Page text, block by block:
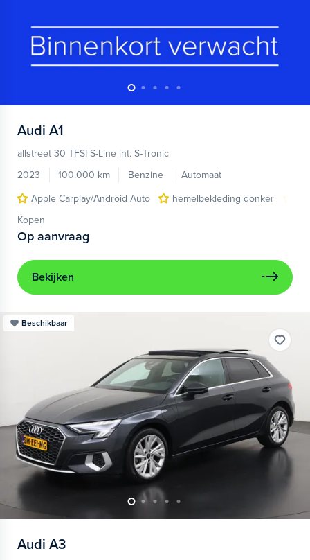
Audi A1
allstreet 30 TFSI S-Line int. S-Tronic
2023
100.000 km Benzine
Automaat
Apple Carplay/Android Auto
hemelbekleding donker
Kopen
Op aanvraag
Bekijken
Beschikbaar
Audi A3